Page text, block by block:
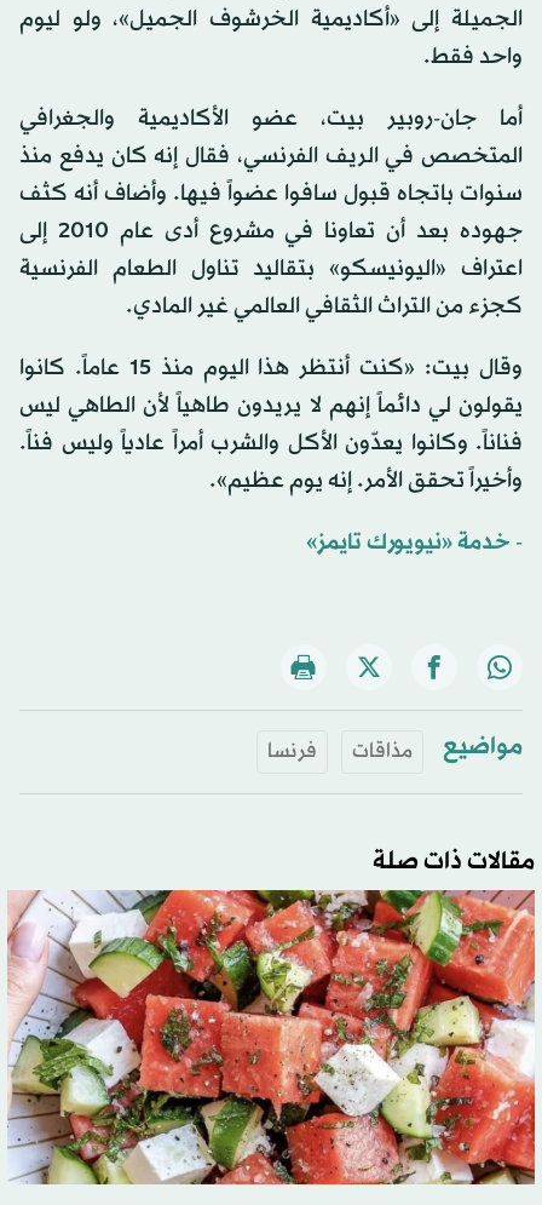
الجميلة إلى «أكاديمية الخرشوف الجميل»، ولو ليوم
واحد فقط.
أما جان-روبير بيت، عضو الأكاديمية والجغرافي
المتخصص في الريف الفرنسي، فقال إنه كان يدفع منذ
سنوات باتجاه قبول سافوا عضواً فيها. وأضاف أنه كثف
جهوده بعد أن تعاونا في مشروع أدى عام 2010 إلى
اعتراف «اليونيسكو» بتقاليد تناول الطعام الفرنسية
كجزء من التراث الثقافي العالمي غير المادي.
وقال بيت: «كنت أنتظر هذا اليوم منذ 15 عاماً. كانوا
يقولون لي دائماً إنهم لا يريدون طاهياً لأن الطاهي ليس
فناناً. وكانوا يعدّون الأكل والشرب أمراً عادياً وليس فناً.
وأخيراً تحقق الأمر. إنه يوم عظيم».
- خدمة «نيويورك تايمز»
مواضيع مذاقات فرنسا
مقالات ذات صلة